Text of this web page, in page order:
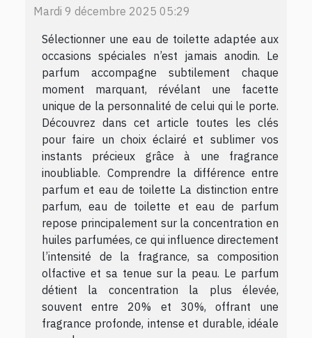
Mardi 9 décembre 2025 05:29
Sélectionner une eau de toilette adaptée aux
occasions spéciales n’est jamais anodin. Le
parfum accompagne subtilement chaque
moment marquant, révélant une facette
unique de la personnalité de celui qui le porte.
Découvrez dans cet article toutes les clés
pour faire un choix éclairé et sublimer vos
instants précieux grâce à une fragrance
inoubliable. Comprendre la différence entre
parfum et eau de toilette La distinction entre
parfum, eau de toilette et eau de parfum
repose principalement sur la concentration en
huiles parfumées, ce qui influence directement
l’intensité de la fragrance, sa composition
olfactive et sa tenue sur la peau. Le parfum
détient la concentration la plus élevée,
souvent entre 20% et 30%, offrant une
fragrance profonde, intense et durable, idéale